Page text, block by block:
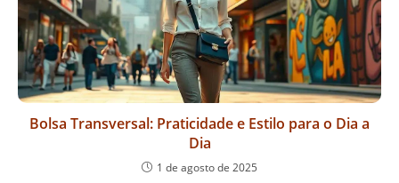
Bolsa Transversal: Praticidade e Estilo para o Dia a
Dia
1 de agosto de 2025